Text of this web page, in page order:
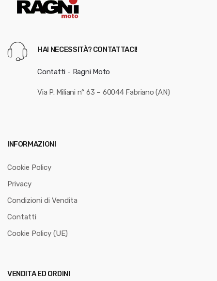
HAI NECESSITÀ? CONTATTACI!
Contatti - Ragni Moto
Via P. Miliani n° 63 – 60044 Fabriano (AN)
INFORMAZIONI
Cookie Policy
Privacy
Condizioni di Vendita
Contatti
Cookie Policy (UE)
VENDITA ED ORDINI